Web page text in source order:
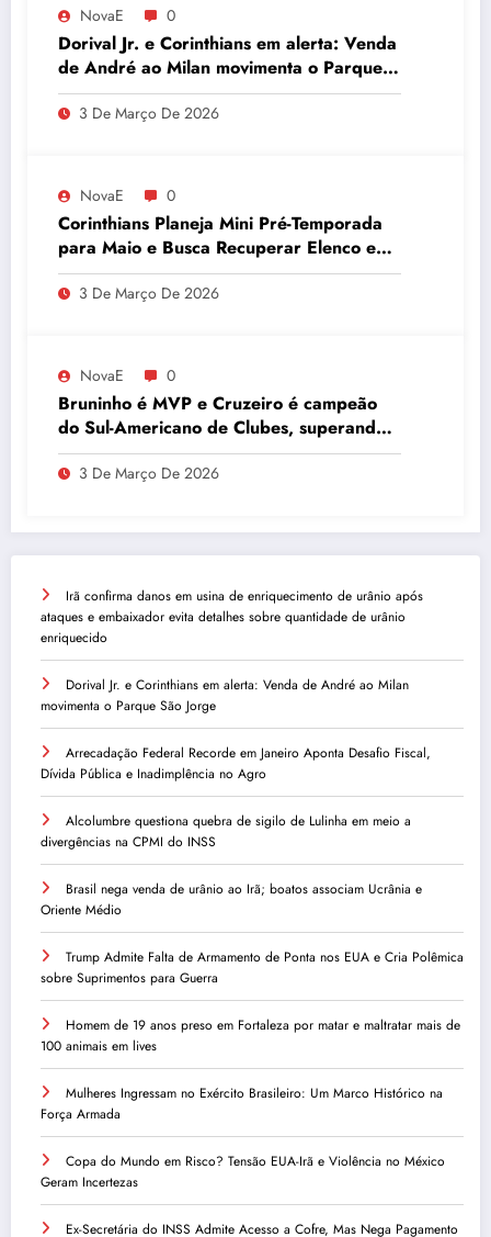
NovaE 0
Dorival Jr. e Corinthians em alerta: Venda
de André ao Milan movimenta o Parque
São Jorge
3 De Março De 2026
NovaE 0
Corinthians Planeja Mini Pré-Temporada
para Maio e Busca Recuperar Elenco e
Desempenho
3 De Março De 2026
NovaE 0
Bruninho é MVP e Cruzeiro é campeão
do Sul-Americano de Clubes, superando
Campinas
3 De Março De 2026
Irã confirma danos em usina de enriquecimento de urânio após
ataques e embaixador evita detalhes sobre quantidade de urânio
enriquecido
Dorival Jr. e Corinthians em alerta: Venda de André ao Milan
movimenta o Parque São Jorge
Arrecadação Federal Recorde em Janeiro Aponta Desafio Fiscal,
Dívida Pública e Inadimplência no Agro
Alcolumbre questiona quebra de sigilo de Lulinha em meio a
divergências na CPMI do INSS
Brasil nega venda de urânio ao Irã; boatos associam Ucrânia e
Oriente Médio
Trump Admite Falta de Armamento de Ponta nos EUA e Cria Polêmica
sobre Suprimentos para Guerra
Homem de 19 anos preso em Fortaleza por matar e maltratar mais de
100 animais em lives
Mulheres Ingressam no Exército Brasileiro: Um Marco Histórico na
Força Armada
Copa do Mundo em Risco? Tensão EUA-Irã e Violência no México
Geram Incertezas
Ex-Secretária do INSS Admite Acesso a Cofre, Mas Nega Pagamento